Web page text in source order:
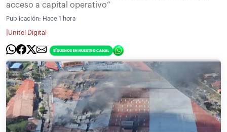
acceso a capital operativo”
Publicación: Hace 1 hora
Unitel Digital